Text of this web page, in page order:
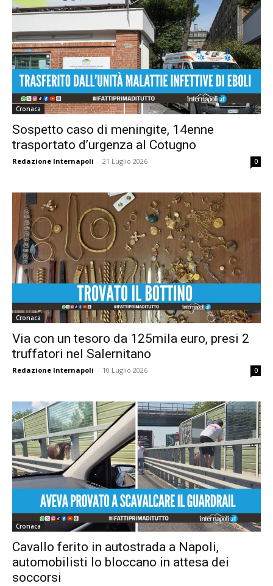
Cronaca
Sospetto caso di meningite, 14enne
trasportato d’urgenza al Cotugno
Redazione Internapoli - 21 Luglio 2026 0
Cronaca
Via con un tesoro da 125mila euro, presi 2
truffatori nel Salernitano
Redazione Internapoli - 10 Luglio 2026 0
Cronaca
Cavallo ferito in autostrada a Napoli,
automobilisti lo bloccano in attesa dei
soccorsi